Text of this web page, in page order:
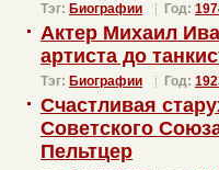
Тэг: Биографии Год:
Актер Михаил
артиста до
Тэг: Биографии Год:
Счастливая
Советского
Пельтцер